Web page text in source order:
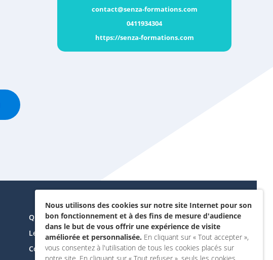
contact@senza-formations.com
0411934304
https://senza-formations.com
Qui sommes-nous ?
Le projet
Contactez-nous
Données personnelles et
cookies
Accessibilité : non
conforme
Nous utilisons des cookies sur notre site Internet pour son
bon fonctionnement et à des fins de mesure d'audience
dans le but de vous offrir une expérience de visite
améliorée et personnalisée. En cliquant sur « Tout accepter »,
vous consentez à l'utilisation de tous les cookies placés sur